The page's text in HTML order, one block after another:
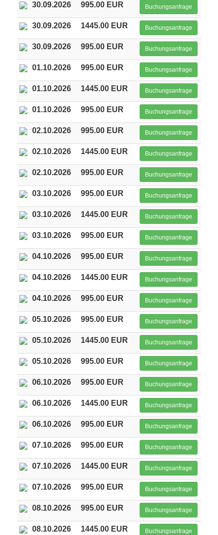
30.09.2026 995.00 EUR Buchungsanfrage
30.09.2026 1445.00 EUR Buchungsanfrage
30.09.2026 995.00 EUR Buchungsanfrage
01.10.2026 995.00 EUR Buchungsanfrage
01.10.2026 1445.00 EUR Buchungsanfrage
01.10.2026 995.00 EUR Buchungsanfrage
02.10.2026 995.00 EUR Buchungsanfrage
02.10.2026 1445.00 EUR Buchungsanfrage
02.10.2026 995.00 EUR Buchungsanfrage
03.10.2026 995.00 EUR Buchungsanfrage
03.10.2026 1445.00 EUR Buchungsanfrage
03.10.2026 995.00 EUR Buchungsanfrage
04.10.2026 995.00 EUR Buchungsanfrage
04.10.2026 1445.00 EUR Buchungsanfrage
04.10.2026 995.00 EUR Buchungsanfrage
05.10.2026 995.00 EUR Buchungsanfrage
05.10.2026 1445.00 EUR Buchungsanfrage
05.10.2026 995.00 EUR Buchungsanfrage
06.10.2026 995.00 EUR Buchungsanfrage
06.10.2026 1445.00 EUR Buchungsanfrage
06.10.2026 995.00 EUR Buchungsanfrage
07.10.2026 995.00 EUR Buchungsanfrage
07.10.2026 1445.00 EUR Buchungsanfrage
07.10.2026 995.00 EUR Buchungsanfrage
08.10.2026 995.00 EUR Buchungsanfrage
08.10.2026 1445.00 EUR Buchungsanfrage